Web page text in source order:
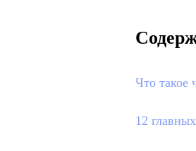
Что такое
12